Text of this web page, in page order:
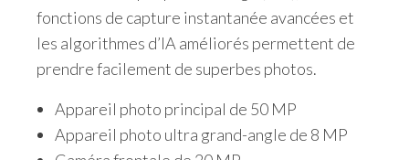
fonctions de capture instantanée avancées et
les algorithmes d’IA améliorés permettent de
prendre facilement de superbes photos.
Appareil photo principal de 50 MP
Appareil photo ultra grand-angle de 8 MP